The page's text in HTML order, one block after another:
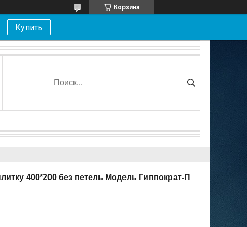
Корзина
Купить
400*200 без петель Модель Гиппократ-П